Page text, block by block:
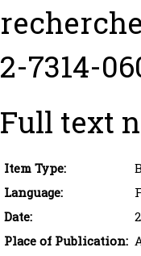
2-7314-
Full text
Item Type:
Language:
Date:
Place of Publication: